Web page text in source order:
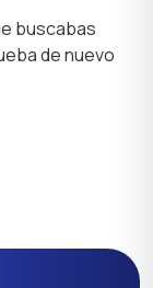
buscabas
de nuevo